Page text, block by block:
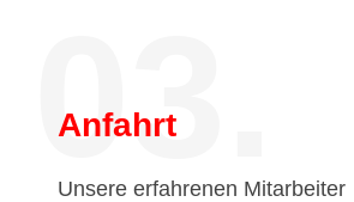
03.
Anfahrt
Unsere erfahrenen Mitarbeiter